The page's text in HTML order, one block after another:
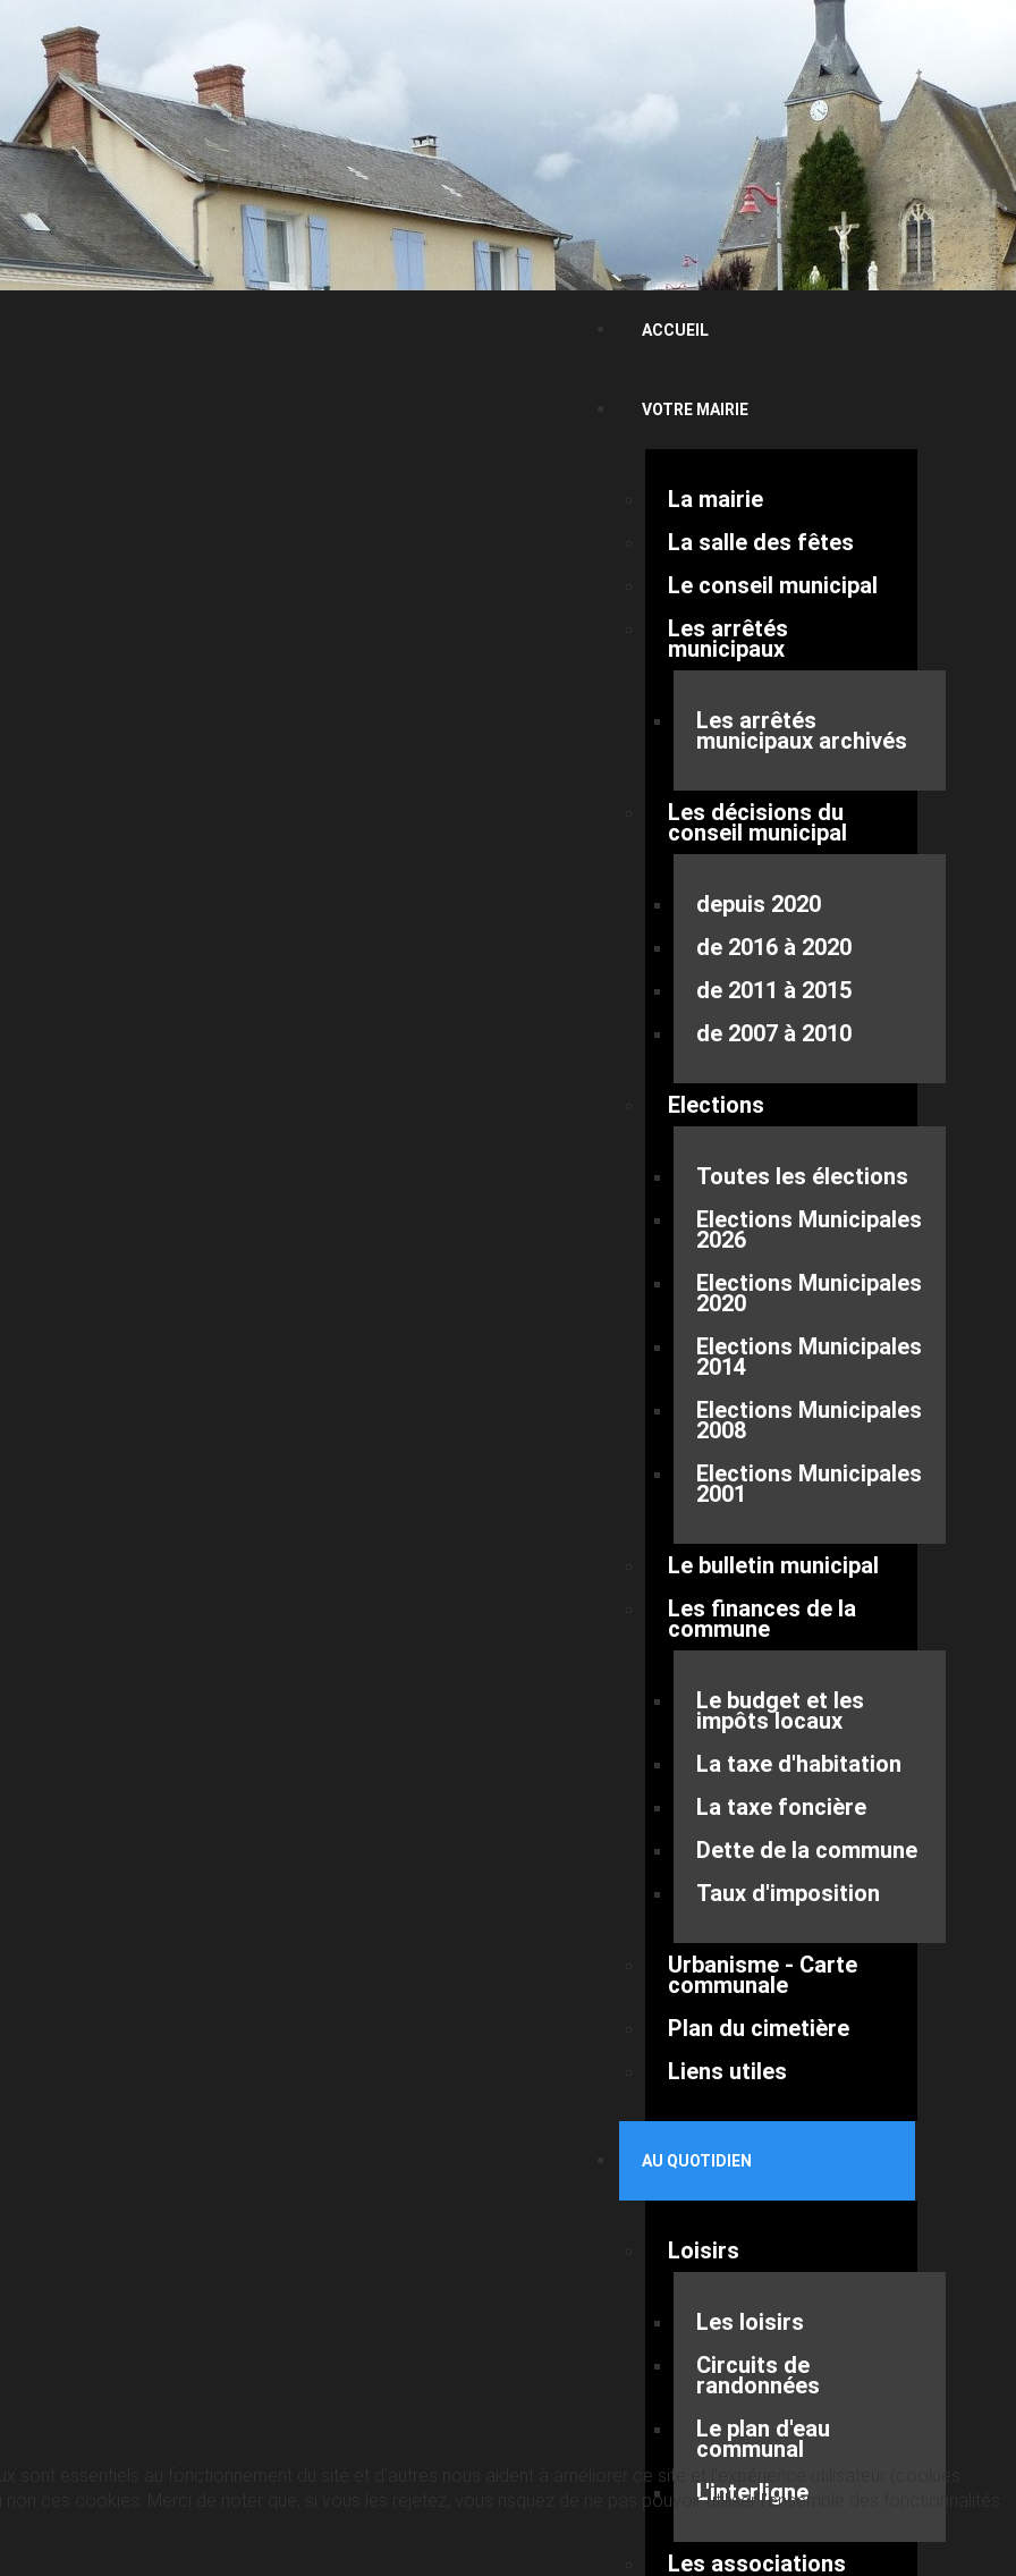
ACCUEIL
VOTRE MAIRIE
La mairie
La salle des fêtes
Le conseil municipal
Les arrêtés
municipaux
Les arrêtés
municipaux archivés
Les décisions du
conseil municipal
depuis 2020
de 2016 à 2020
de 2011 à 2015
de 2007 à 2010
Elections
Toutes les élections
Elections Municipales
2026
Elections Municipales
2020
Elections Municipales
2014
Elections Municipales
2008
Elections Municipales
2001
Le bulletin municipal
Les finances de la
commune
Le budget et les
impôts locaux
La taxe d'habitation
La taxe foncière
Dette de la commune
Taux d'imposition
Urbanisme - Carte
communale
Plan du cimetière
Liens utiles
AU QUOTIDIEN
Loisirs
Les loisirs
Circuits de
randonnées
Le plan d'eau
communal
L'interligne
Les associations
sont essentiels au fonctionnement du site et d’autres nous aident à améliorer ce site et l’expérience utilisateur (cookies
ces cookies. Merci de noter que, si vous les rejetez, vous risquez de ne pas pouvoir utiliser l’ensemble des fonctionnalités